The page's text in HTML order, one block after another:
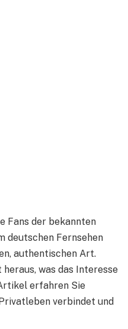
Fans der bekannten
deutschen Fernsehen
authentischen Art.
was das Interesse
erfahren Sie
verbindet und